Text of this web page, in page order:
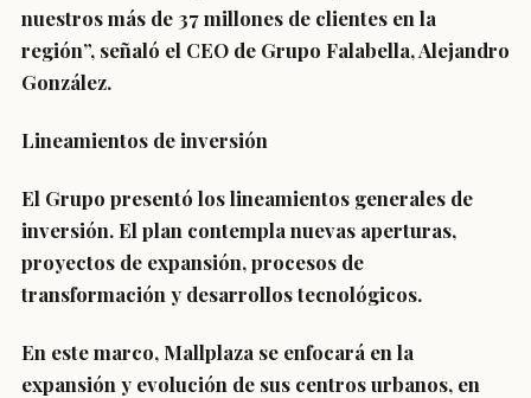
nuestros más de 37 millones de clientes en la
región”, señaló el CEO de Grupo Falabella, Alejandro
González.
Lineamientos de inversión
El Grupo presentó los lineamientos generales de
inversión. El plan contempla nuevas aperturas,
proyectos de expansión, procesos de
transformación y desarrollos tecnológicos.
En este marco, Mallplaza se enfocará en la
expansión y evolución de sus centros urbanos, en